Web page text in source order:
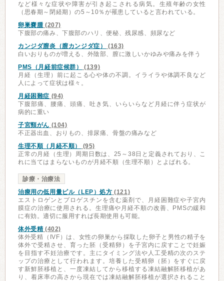
など様々な症状や障害が引き起こされる病気。生殖年齢の女性
（思春期～閉経期）の5～10％が罹患していると言われている。
卵巣嚢腫(207)
下腹部の痛み、下腹部のハリ、便秘、残尿感、頻尿など
カンジダ膣炎（膣カンジダ症）
(163)
白いおりものが増える、外陰部、膣に激しいかゆみや痛みを伴う
PMS（月経前症候群）
(139)
月経（生理）前に起こる心や体の不調。イライラや体調不良など
人によって症状は様々。
月経困難症 (94)
下腹部痛、腰痛、頭痛、吐き気、いらいらなど月経に伴う症状が
病的に重い
子宮頸がん (104)
不正器出血、おりもの、排尿痛、骨盤の痛みなど
生理不順（月経不順）
(95)
正常の月経（生理）周期日数は、25～38日と定義されており、こ
れに当てはまらないものが月経不順（生理不順）とよばれる。
診療・治療法
治療用の低用量ピル（LEP）処方 (121)
エストロゲンとプロゲスチンを含む薬剤で、月経困難症や子宮内
膜症の治療に使用される。生理痛や月経不順の改善、PMSの緩和
に有効。適切に服用すれば長期使用も可能。
体外受精(402)
体外受精（IVF）は、女性の卵巣から採取した卵子と男性の精子を
体外で受精させ、育った胚（受精卵）を子宮内に戻すことで妊娠
を目指す不妊治療です。主にタイミング法や人工受精の次のステ
ップの治療として行われます。培養した受精卵（胚）をすぐに戻
す新鮮胚移植と、一度凍結してから移植する凍結融解胚移植があ
り、着床率の高さから現在では凍結融解胚移植が選択されること